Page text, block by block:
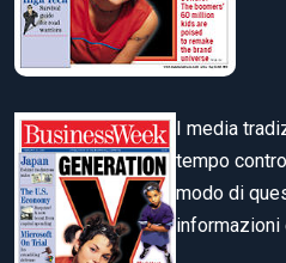
I media
tempo
modo di
informazioni